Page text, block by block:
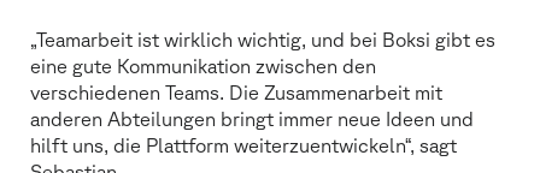
„Teamarbeit ist wirklich wichtig, und bei Boksi gibt es
eine gute Kommunikation zwischen den
verschiedenen Teams. Die Zusammenarbeit mit
anderen Abteilungen bringt immer neue Ideen und
hilft uns, die Plattform weiterzuentwickeln“, sagt